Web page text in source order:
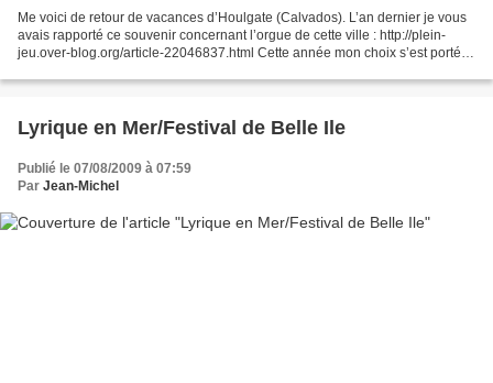
Me voici de retour de vacances d’Houlgate (Calvados). L’an dernier je vous
avais rapporté ce souvenir concernant l’orgue de cette ville : http://plein-
jeu.over-blog.org/article-22046837.html Cette année mon choix s’est porté
Lyrique en Mer/Festival de Belle Ile
Publié le 07/08/2009 à 07:59
Par Jean-Michel